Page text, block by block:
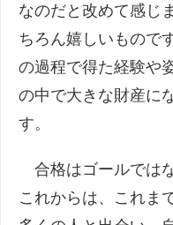
なのだと改めて感じ
ちろん嬉しいもので
の過程で得た経験や
の中で大きな財産に
す。
合格はゴールでは
これからは、これま